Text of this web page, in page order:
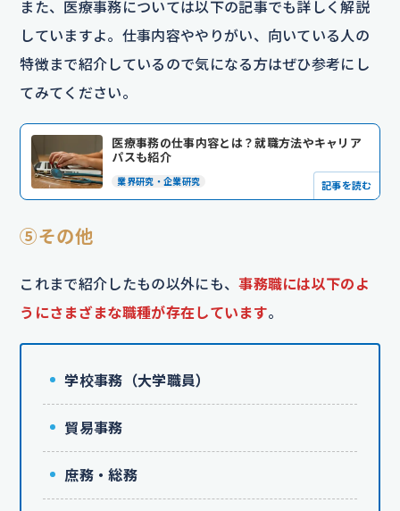
また、医療事務については以下の記事でも詳しく解説
していますよ。仕事内容ややりがい、向いている人の
特徴まで紹介しているので気になる方はぜひ参考にし
てみてください。
医療事務の仕事内容とは？就職方法やキャリア
パスも紹介
業界研究・企業研究 記事を読む
⑤その他
これまで紹介したもの以外にも、事務職には以下のよ
うにさまざまな職種が存在しています。
学校事務（大学職員）
貿易事務
庶務・総務